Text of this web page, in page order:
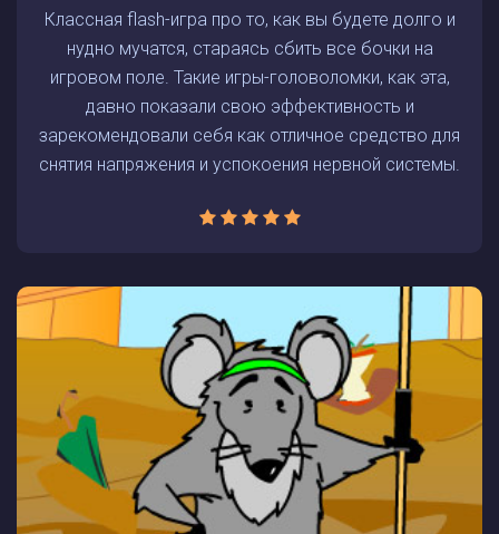
Классная flash-игра про то, как вы будете долго и
нудно мучатся, стараясь сбить все бочки на
игровом поле. Такие игры-головоломки, как эта,
давно показали свою эффективность и
зарекомендовали себя как отличное средство для
снятия напряжения и успокоения нервной системы.